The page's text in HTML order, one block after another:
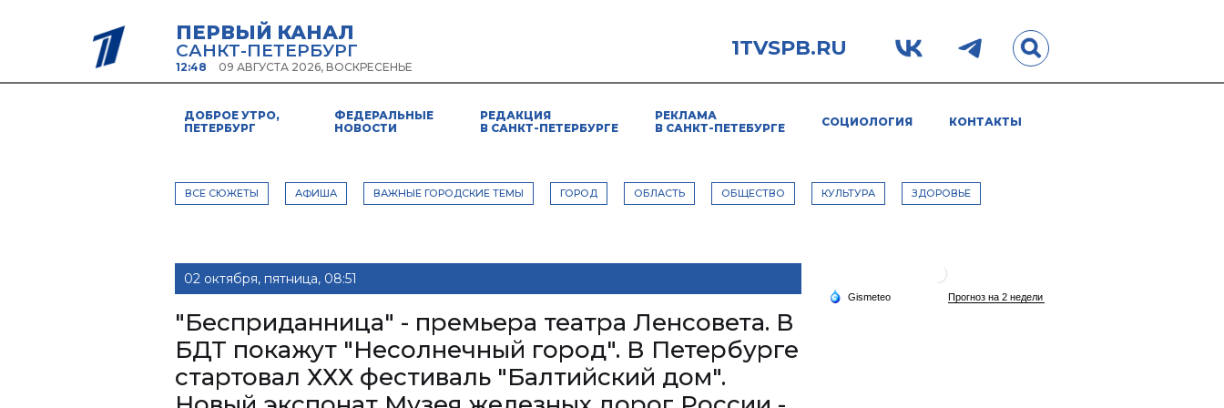
ПЕРВЫЙ КАНАЛ
САНКТ-ПЕТЕРБУРГ
12:48 09 АВГУСТА 2026, ВОСКРЕСЕНЬЕ
1TVSPB.RU
ДОБРОЕ УТРО,
ПЕТЕРБУРГ
ФЕДЕРАЛЬНЫЕ
НОВОСТИ
РЕДАКЦИЯ
В САНКТ-ПЕТЕРБУРГЕ
РЕКЛАМА
В САНКТ-ПЕТЕБУРГЕ
СОЦИОЛОГИЯ КОНТАКТЫ
ВСЕ СЮЖЕТЫ АФИША ВАЖНЫЕ ГОРОДСКИЕ ТЕМЫ ГОРОД ОБЛАСТЬ ОБЩЕСТВО КУЛЬТУРА ЗДОРОВЬЕ
02 октября, пятница, 08:51
"Бесприданница" - премьера театра Ленсовета. В
БДТ покажут "Несолнечный город". В Петербурге
стартовал ХХХ фестиваль "Балтийский дом".